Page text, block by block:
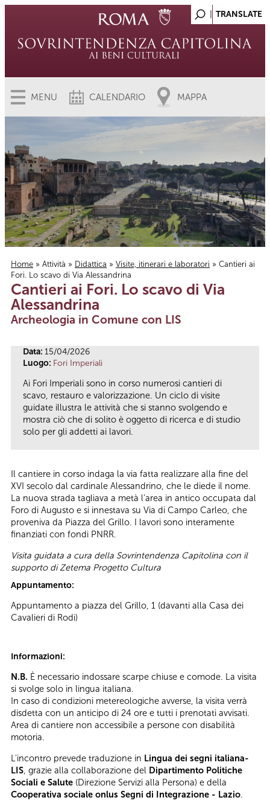
MENU CALENDARIO MAPPA
Tu sei qui
Home » Attività » Didattica » Visite, itinerari e laboratori » Cantieri ai
Fori. Lo scavo di Via Alessandrina
Cantieri ai Fori. Lo scavo di Via
Alessandrina
Archeologia in Comune con LIS
Data: 15/04/2026
Luogo: Fori Imperiali
Ai Fori Imperiali sono in corso numerosi cantieri di
scavo, restauro e valorizzazione. Un ciclo di visite
guidate illustra le attività che si stanno svolgendo e
mostra ciò che di solito è oggetto di ricerca e di studio
solo per gli addetti ai lavori.
Il cantiere in corso indaga la via fatta realizzare alla fine del
XVI secolo dal cardinale Alessandrino, che le diede il nome.
La nuova strada tagliava a metà l’area in antico occupata dal
Foro di Augusto e si innestava su Via di Campo Carleo, che
proveniva da Piazza del Grillo. I lavori sono interamente
finanziati con fondi PNRR.
Visita guidata a cura della Sovrintendenza Capitolina con il
supporto di Zetema Progetto Cultura
Appuntamento:
Appuntamento a piazza del Grillo, 1 (davanti alla Casa dei
Cavalieri di Rodi)
Informazioni:
N.B. È necessario indossare scarpe chiuse e comode. La visita
si svolge solo in lingua italiana.
In caso di condizioni metereologiche avverse, la visita verrà
disdetta con un anticipo di 24 ore e tutti i prenotati avvisati.
Area di cantiere non accessibile a persone con disabilità
motoria.
L'incontro prevede traduzione in Lingua dei segni italiana-
LIS, grazie alla collaborazione del Dipartimento Politiche
Sociali e Salute (Direzione Servizi alla Persona) e della
Cooperativa sociale onlus Segni di Integrazione - Lazio.